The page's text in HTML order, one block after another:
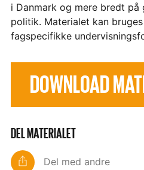
i Danmark og mere bredt
politik. Materialet kan
fagspecifikke
DOWNLOAD
DEL MATERIALET
Del med andre